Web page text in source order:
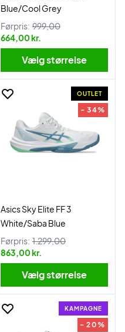
Blue/Cool Grey
Førpris: 999,00
664,00 kr.
Vælg størrelse
OUTLET
- 34%
Asics Sky Elite FF 3
White/Saba Blue
Førpris: 1.299,00
863,00 kr.
Vælg størrelse
KAMPAGNE
- 20%